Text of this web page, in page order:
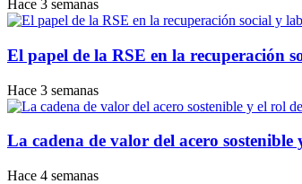
Hace 3 semanas
El papel de la RSE en la recuperación
Hace 3 semanas
La cadena de valor del acero
Hace 4 semanas